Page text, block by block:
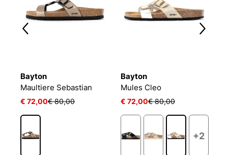
Bayton
Maultiere Sebastian
€ 72,00€ 80,00
Bayton
Mules Cleo
€ 72,00€ 80,00
+2